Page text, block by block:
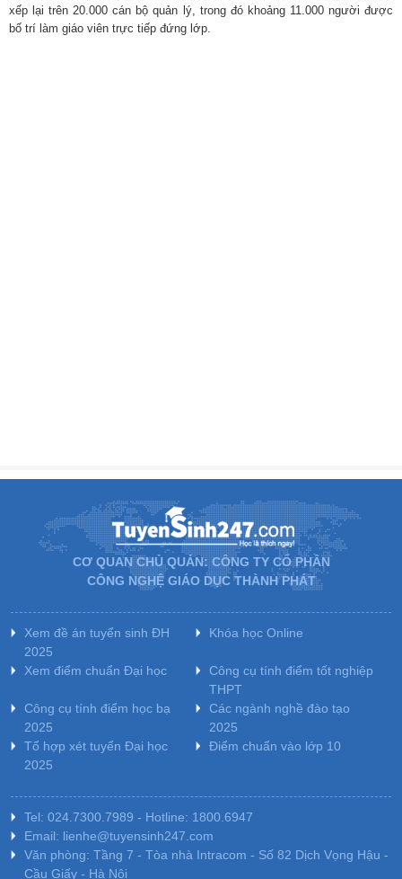
xếp lại trên 20.000 cán bộ quản lý, trong đó khoảng 11.000 người được
bố trí làm giáo viên trực tiếp đứng lớp.
CƠ QUAN CHỦ QUẢN: CÔNG TY CỔ PHẦN
CÔNG NGHỆ GIÁO DỤC THÀNH PHÁT
Xem đề án tuyển sinh ĐH
2025
Khóa học Online
Xem điểm chuẩn Đại học
Công cụ tính điểm tốt nghiệp
THPT
Công cụ tính điểm học bạ
2025
Các ngành nghề đào tạo
2025
Tổ hợp xét tuyển Đại học
2025
Điểm chuẩn vào lớp 10
Tel: 024.7300.7989 - Hotline: 1800.6947
Email: lienhe@tuyensinh247.com
Văn phòng: Tầng 7 - Tòa nhà Intracom - Số 82 Dịch Vọng Hậu -
Cầu Giấy - Hà Nội